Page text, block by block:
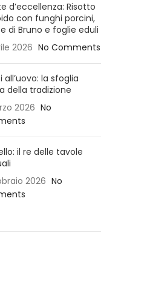
d’eccellenza: Risotto
con funghi porcini,
di Bruno e foglie eduli
2026 No Comments
all’uovo: la sfoglia
della tradizione
2026 No
il re delle tavole
2026 No